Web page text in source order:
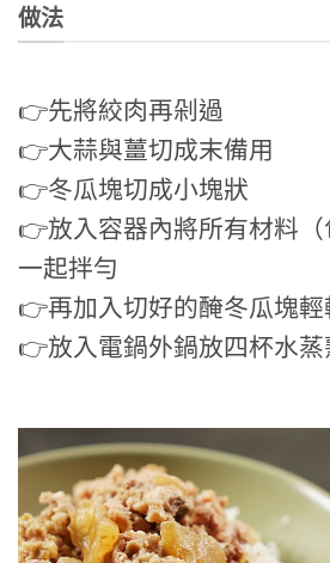
做法
👉先將絞肉再剁過
👉大蒜與薑切成末備用
👉冬瓜塊切成小塊狀
👉放入容器內將所有材料（
一起拌勻
👉再加入切好的醃冬瓜塊輕
👉放入電鍋外鍋放四杯水蒸